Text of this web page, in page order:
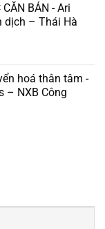
₫.
BẢN - Ari
dịch – Thái Hà
hoá thân tâm -
– NXB Công